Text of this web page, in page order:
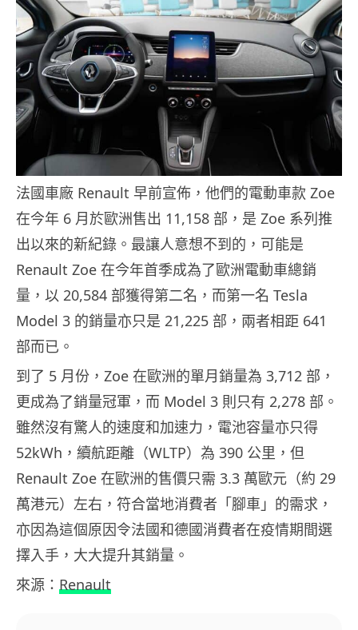
法國車廠 Renault 早前宣佈，他們的電動車款 Zoe
在今年 6 月於歐洲售出 11,158 部，是 Zoe 系列推
出以來的新紀錄。最讓人意想不到的，可能是
Renault Zoe 在今年首季成為了歐洲電動車總銷
量，以 20,584 部獲得第二名，而第一名 Tesla
Model 3 的銷量亦只是 21,225 部，兩者相距 641
部而已。
到了 5 月份，Zoe 在歐洲的單月銷量為 3,712 部，
更成為了銷量冠軍，而 Model 3 則只有 2,278 部。
雖然沒有驚人的速度和加速力，電池容量亦只得
52kWh，續航距離（WLTP）為 390 公里，但
Renault Zoe 在歐洲的售價只需 3.3 萬歐元（約 29
萬港元）左右，符合當地消費者「腳車」的需求，
亦因為這個原因令法國和德國消費者在疫情期間選
擇入手，大大提升其銷量。
來源： Renault